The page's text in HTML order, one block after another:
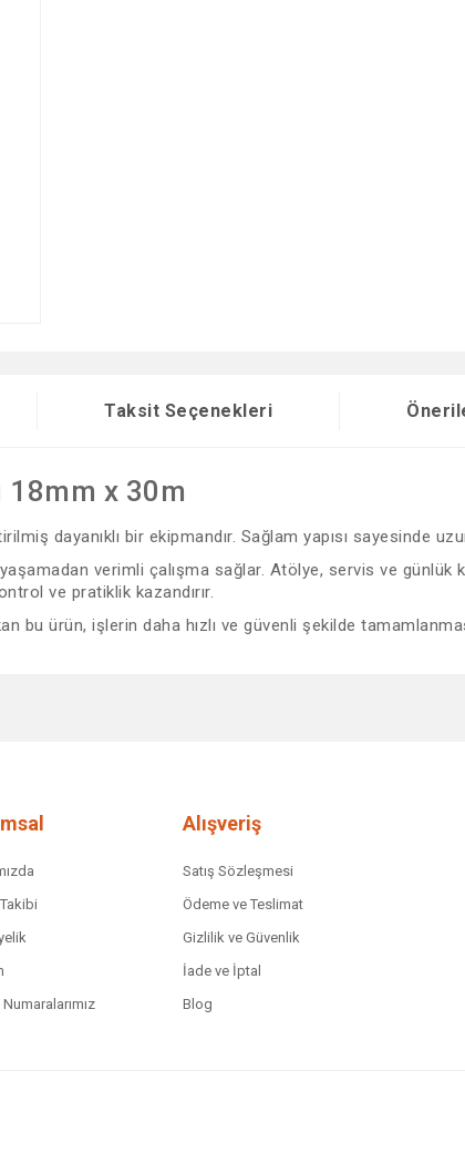
Taksit Seçenekleri
18mm x 30m
dayanıklı bir ekipmandır. Sağlam yapısı sayesinde
verimli çalışma sağlar. Atölye, servis ve günlük
ve pratiklik kazandırır.
bu ürün, işlerin daha hızlı ve güvenli şekilde
Alışveriş
Satış Sözleşmesi
Ödeme ve Teslimat
Gizlilik ve Güvenlik
İade ve İptal
Blog